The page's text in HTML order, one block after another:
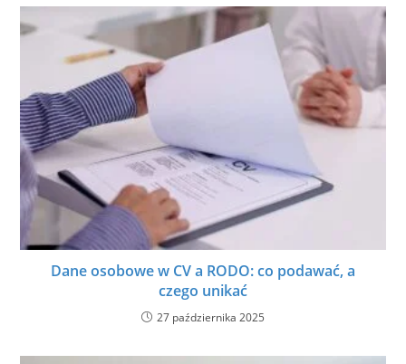
Dane osobowe w CV a RODO: co podawać, a
czego unikać
27 października 2025